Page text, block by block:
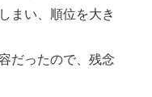
まい、順位を大き
だったので、残念